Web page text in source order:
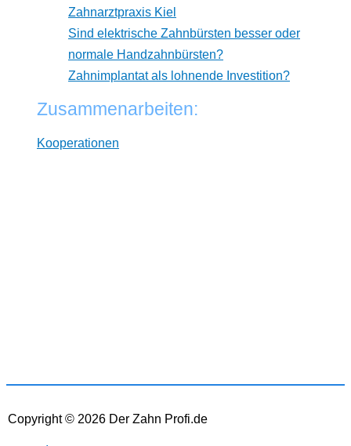
Zahnarztpraxis Kiel
Sind elektrische Zahnbürsten besser oder
normale Handzahnbürsten?
Zahnimplantat als lohnende Investition?
Zusammenarbeiten:
Kooperationen
Copyright © 2026 Der Zahn Profi.de